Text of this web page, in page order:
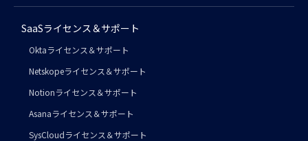
SaaSライセンス＆サポート
Oktaライセンス＆サポート
Netskopeライセンス＆サポート
Notionライセンス＆サポート
Asanaライセンス＆サポート
SysCloudライセンス＆サポート